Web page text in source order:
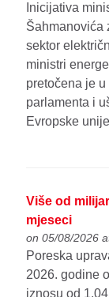
Inicijativa
Šahmanovića
sektor
ministri
pretočena je
parlamenta i
Evropske
Više od
mjeseci
on 05/08/2026
Poreska
2026. godine
iznosu od